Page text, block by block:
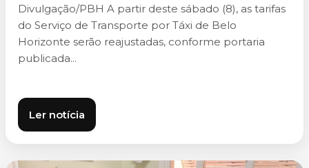
Divulgação/PBH A partir deste sábado (8), as tarifas
do Serviço de Transporte por Táxi de Belo
Horizonte serão reajustadas, conforme portaria
publicada...
Ler notícia